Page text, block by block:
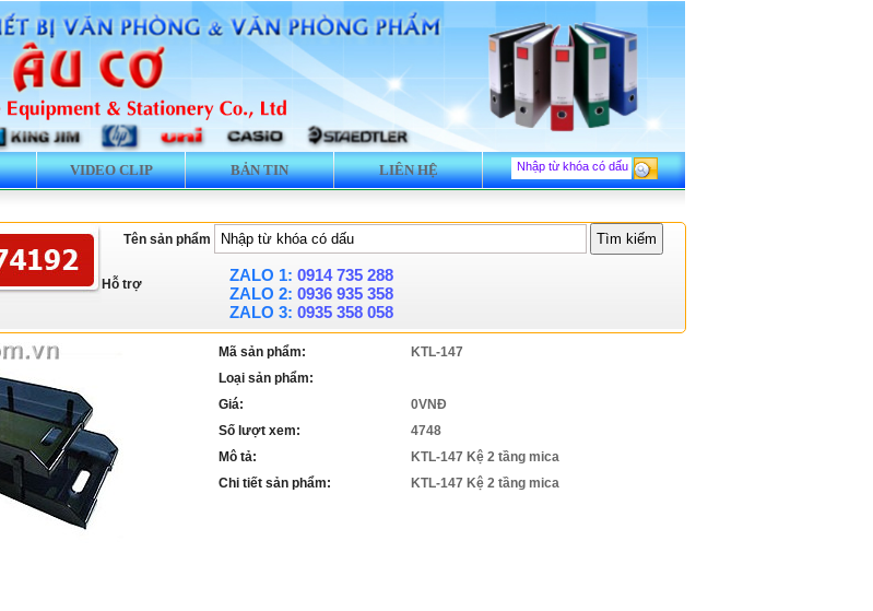
VIDEO CLIP BẢN TIN LIÊN HỆ
Tên sản phẩm
Hỗ trợ ZALO 1: 0914 735 288
ZALO 2: 0936 935 358
ZALO 3: 0935 358 058
Mã sản phẩm:
KTL-147
Loại sản phẩm:
Giá:
0VNĐ
Số lượt xem:
4748
Mô tả:
KTL-147 Kệ 2 tầng mica
Chi tiết sản phẩm:
KTL-147 Kệ 2 tầng mica